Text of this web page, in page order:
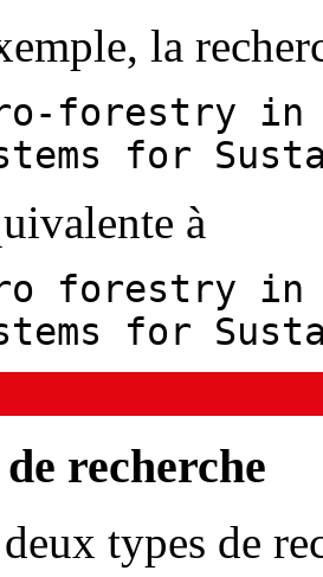
la
forestry
for
à
forestry
for
recherche
types de